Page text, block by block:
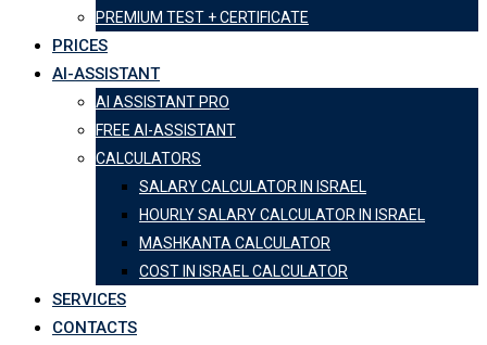
PREMIUM TEST + CERTIFICATE
PRICES
AI-ASSISTANT
AI ASSISTANT PRO
FREE AI-ASSISTANT
CALCULATORS
SALARY CALCULATOR IN ISRAEL
HOURLY SALARY CALCULATOR IN ISRAEL
MASHKANTA CALCULATOR
COST IN ISRAEL CALCULATOR
SERVICES
CONTACTS